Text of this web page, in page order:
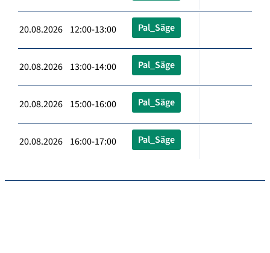
20.08.2026 12:00-13:00 Pal_Säge
20.08.2026 13:00-14:00 Pal_Säge
20.08.2026 15:00-16:00 Pal_Säge
20.08.2026 16:00-17:00 Pal_Säge